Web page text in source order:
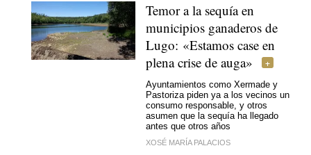
Temor a la sequía en
municipios ganaderos de
Lugo: «Estamos case en
plena crise de auga»
Ayuntamientos como Xermade y
Pastoriza piden ya a los vecinos un
consumo responsable, y otros
asumen que la sequía ha llegado
antes que otros años
XOSÉ MARÍA PALACIOS